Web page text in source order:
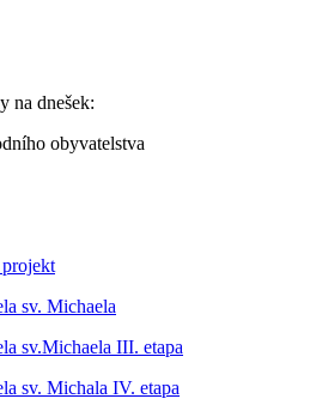
na dnešek:
obyvatelstva
sv. Michaela
sv.Michaela III. etapa
sv. Michala IV. etapa